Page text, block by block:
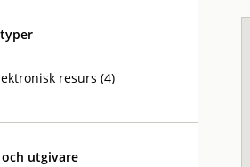
resurs (4)
utgivare